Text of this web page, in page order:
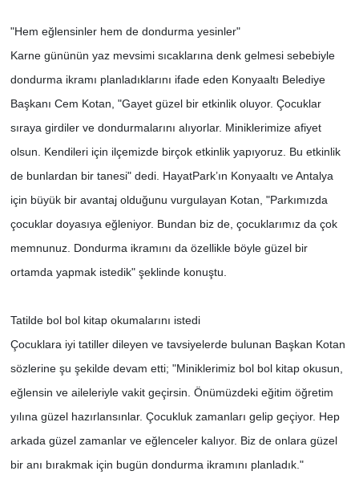
"Hem eğlensinler hem de dondurma yesinler"
Karne gününün yaz mevsimi sıcaklarına denk gelmesi sebebiyle
dondurma ikramı planladıklarını ifade eden Konyaaltı Belediye
Başkanı Cem Kotan, "Gayet güzel bir etkinlik oluyor. Çocuklar
sıraya girdiler ve dondurmalarını alıyorlar. Miniklerimize afiyet
olsun. Kendileri için ilçemizde birçok etkinlik yapıyoruz. Bu etkinlik
de bunlardan bir tanesi" dedi. HayatPark’ın Konyaaltı ve Antalya
için büyük bir avantaj olduğunu vurgulayan Kotan, "Parkımızda
çocuklar doyasıya eğleniyor. Bundan biz de, çocuklarımız da çok
memnunuz. Dondurma ikramını da özellikle böyle güzel bir
ortamda yapmak istedik" şeklinde konuştu.
Tatilde bol bol kitap okumalarını istedi
Çocuklara iyi tatiller dileyen ve tavsiyelerde bulunan Başkan Kotan
sözlerine şu şekilde devam etti; "Miniklerimiz bol bol kitap okusun,
eğlensin ve aileleriyle vakit geçirsin. Önümüzdeki eğitim öğretim
yılına güzel hazırlansınlar. Çocukluk zamanları gelip geçiyor. Hep
arkada güzel zamanlar ve eğlenceler kalıyor. Biz de onlara güzel
bir anı bırakmak için bugün dondurma ikramını planladık."